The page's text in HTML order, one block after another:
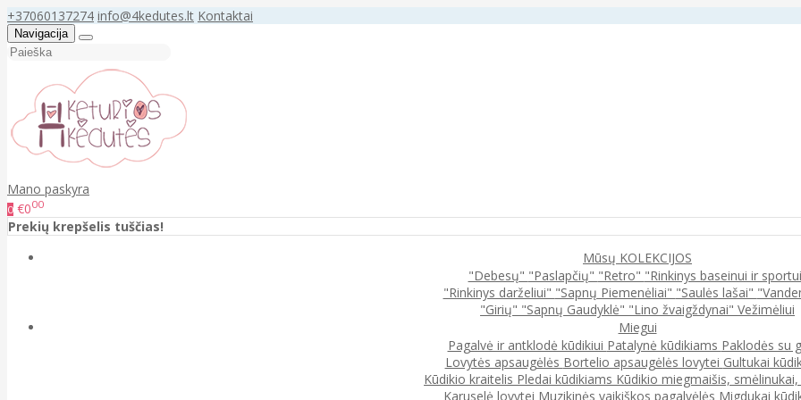
+37060137274 info@4kedutes.lt Kontaktai
Navigacija
Mano paskyra
0 €000
Prekių krepšelis tuščias!
Mūsų KOLEKCIJOS
"Debesų" "Paslapčių" "Retro" "Rinkinys baseinui ir
"Rinkinys darželiui" "Sapnų Piemenėliai" "Saulės lašai"
"Girių" "Sapnų Gaudyklė" "Lino žvaigždynai" Vežimėliui
Miegui
Pagalvė ir antklodė kūdikiui Patalynė kūdikiams Paklodės su
Lovytės apsaugėlės Bortelio apsaugėlės lovytei Gultukai
Kūdikio kraitelis Pledai kūdikiams Kūdikio miegmaišis,
Karuselė lovytei Muzikinės vaikiškos pagalvėlės Migdukai